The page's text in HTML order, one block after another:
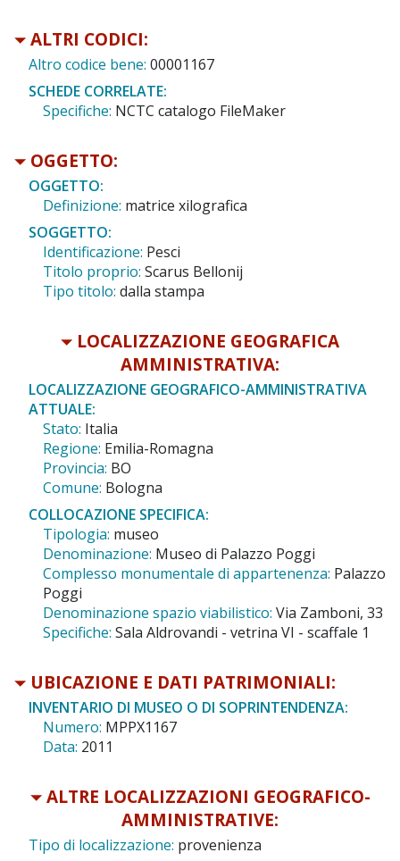
ALTRI CODICI:
Altro codice bene: 00001167
SCHEDE CORRELATE:
Specifiche: NCTC catalogo FileMaker
OGGETTO:
OGGETTO:
Definizione: matrice xilografica
SOGGETTO:
Identificazione: Pesci
Titolo proprio: Scarus Bellonij
Tipo titolo: dalla stampa
LOCALIZZAZIONE GEOGRAFICA
AMMINISTRATIVA:
LOCALIZZAZIONE GEOGRAFICO-AMMINISTRATIVA
ATTUALE:
Stato: Italia
Regione: Emilia-Romagna
Provincia: BO
Comune: Bologna
COLLOCAZIONE SPECIFICA:
Tipologia: museo
Denominazione: Museo di Palazzo Poggi
Complesso monumentale di appartenenza: Palazzo
Poggi
Denominazione spazio viabilistico: Via Zamboni, 33
Specifiche: Sala Aldrovandi - vetrina VI - scaffale 1
UBICAZIONE E DATI PATRIMONIALI:
INVENTARIO DI MUSEO O DI SOPRINTENDENZA:
Numero: MPPX1167
Data: 2011
ALTRE LOCALIZZAZIONI GEOGRAFICO-
AMMINISTRATIVE:
Tipo di localizzazione: provenienza